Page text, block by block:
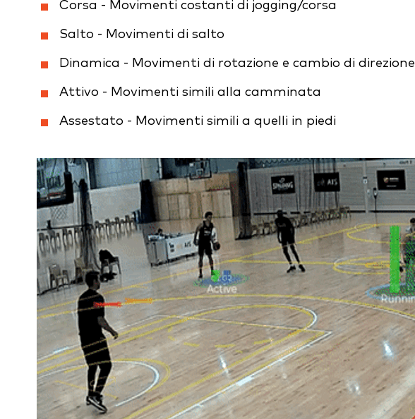
Corsa - Movimenti costanti di jogging/corsa
Salto - Movimenti di salto
Dinamica - Movimenti di rotazione e cambio di direzione
Attivo - Movimenti simili alla camminata
Assestato - Movimenti simili a quelli in piedi